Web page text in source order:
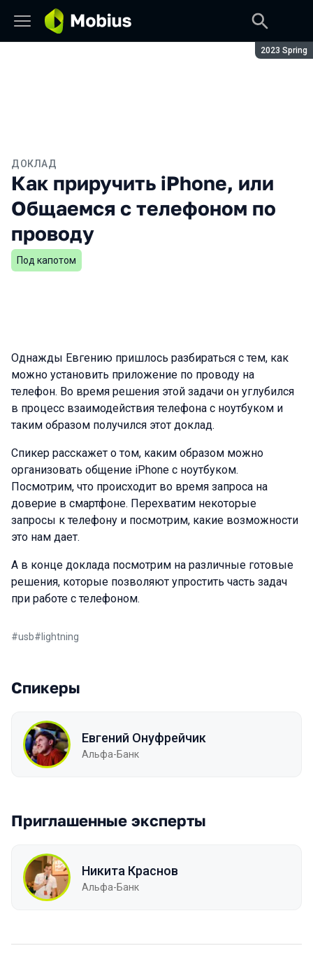
Сезон:
2023 Spring
ДОКЛАД
Как приручить iPhone, или
Общаемся с телефоном по
проводу
Под капотом
Однажды Евгению пришлось разбираться с тем, как
можно установить приложение по проводу на
телефон. Во время решения этой задачи он углубился
в процесс взаимодействия телефона с ноутбуком и
таким образом получился этот доклад.
Спикер расскажет о том, каким образом можно
организовать общение iPhone с ноутбуком.
Посмотрим, что происходит во время запроса на
доверие в смартфоне. Перехватим некоторые
запросы к телефону и посмотрим, какие возможности
это нам дает.
А в конце доклада посмотрим на различные готовые
решения, которые позволяют упростить часть задач
при работе с телефоном.
#usb# lightning
Спикеры
Евгений Онуфрейчик
Альфа-Банк
Приглашенные эксперты
Никита Краснов
Альфа-Банк